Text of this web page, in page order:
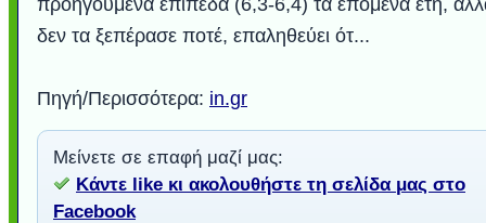
προηγούμενα επίπεδα (6,3-6,4) τα επόμενα έτη,
δεν τα ξεπέρασε ποτέ, επαληθεύει ότ...
Πηγή/Περισσότερα: in.gr
Μείνετε σε επαφή μαζί μας:
Κάντε like κι ακολουθήστε τη σελίδα μας στο
Facebook